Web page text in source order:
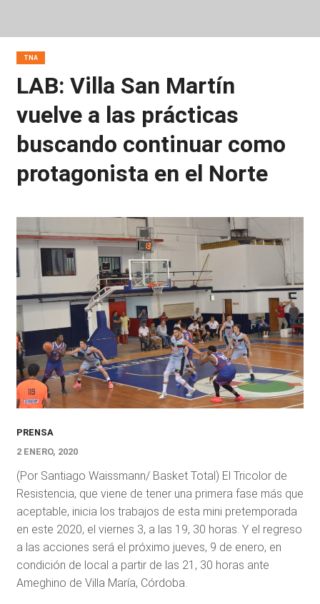
TNA
LAB: Villa San Martín
vuelve a las prácticas
buscando continuar como
protagonista en el Norte
PRENSA
2 ENERO, 2020
(Por Santiago Waissmann/ Basket Total) El Tricolor de
Resistencia, que viene de tener una primera fase más que
aceptable, inicia los trabajos de esta mini pretemporada
en este 2020, el viernes 3, a las 19, 30 horas. Y el regreso
a las acciones será el próximo jueves, 9 de enero, en
condición de local a partir de las 21, 30 horas ante
Ameghino de Villa María, Córdoba.